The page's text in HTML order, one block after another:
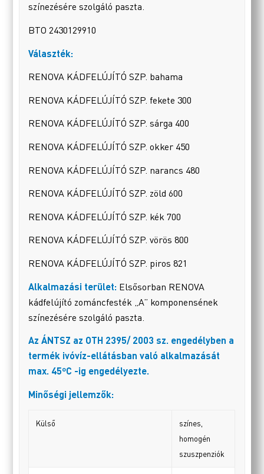
színezésére szolgáló paszta.
BTO 2430129910
Választék:
RENOVA KÁDFELÚJÍTÓ SZP. bahama
RENOVA KÁDFELÚJÍTÓ SZP. fekete 300
RENOVA KÁDFELÚJÍTÓ SZP. sárga 400
RENOVA KÁDFELÚJÍTÓ SZP. okker 450
RENOVA KÁDFELÚJÍTÓ SZP. narancs 480
RENOVA KÁDFELÚJÍTÓ SZP. zöld 600
RENOVA KÁDFELÚJÍTÓ SZP. kék 700
RENOVA KÁDFELÚJÍTÓ SZP. vörös 800
RENOVA KÁDFELÚJÍTÓ SZP. piros 821
Alkalmazási terület: Elsősorban RENOVA
kádfelújító zománcfesték „A” komponensének
színezésére szolgáló paszta.
Az ÁNTSZ az OTH 2395/ 2003 sz. engedélyben a
termék ivóvíz-ellátásban való alkalmazását
max. 45ºC -ig engedélyezte.
Minőségi jellemzők:
Külső
színes,
homogén
szuszpenziók